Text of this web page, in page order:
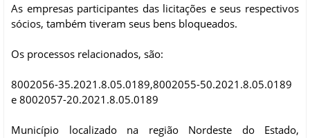
As empresas participantes das licitações e seus respectivos
sócios, também tiveram seus bens bloqueados.
Os processos relacionados, são:
8002056-35.2021.8.05.0189,8002055-50.2021.8.05.0189
e 8002057-20.2021.8.05.0189
Município localizado na região Nordeste do Estado,